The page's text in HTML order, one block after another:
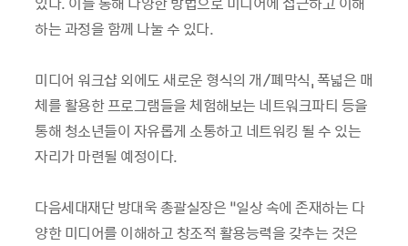
하는 과정을 함께 나눌 수 있다.
미디어 워크샵 외에도 새로운 형식의 개/폐막식, 폭넓은 매
체를 활용한 프로그램들을 체험해보는 네트워크파티 등을
통해 청소년들이 자유롭게 소통하고 네트워킹 될 수 있는
자리가 마련될 예정이다.
다음세대재단 방대욱 총괄실장은 “일상 속에 존재하는 다
양한 미디어를 이해하고 창조적 활용능력을 갖추는 것은